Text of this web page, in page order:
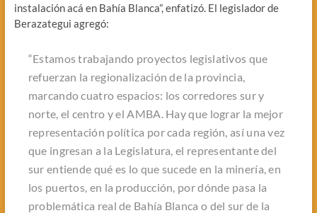
instalación acá en Bahía Blanca”, enfatizó. El legislador de
Berazategui agregó:
“Estamos trabajando proyectos legislativos que
refuerzan la regionalización de la provincia,
marcando cuatro espacios: los corredores sur y
norte, el centro y el AMBA. Hay que lograr la mejor
representación política por cada región, así una vez
que ingresan a la Legislatura, el representante del
sur entiende qué es lo que sucede en la minería, en
los puertos, en la producción, por dónde pasa la
problemática real de Bahía Blanca o del sur de la